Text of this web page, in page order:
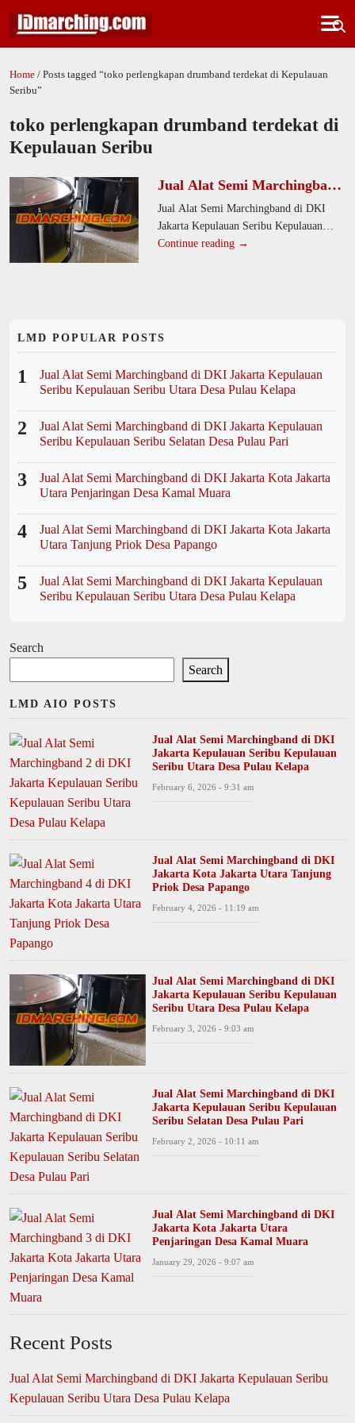
Home / Posts tagged “toko perlengkapan drumband terdekat di Kepulauan
Seribu”
toko perlengkapan drumband terdekat di
Kepulauan Seribu
Jual Alat Semi Marchingband
di DKI Jakarta Kepulauan
Seribu Kepulauan Seribu
Utara Desa Pulau Kelapa
Jual Alat Semi Marchingband di DKI
Jakarta Kepulauan Seribu Kepulauan
Seribu Utara Desa Pulau Kelapa. Kami
Continue reading →
LMD POPULAR POSTS
1
Jual Alat Semi Marchingband di DKI Jakarta Kepulauan
Seribu Kepulauan Seribu Utara Desa Pulau Kelapa
2
Jual Alat Semi Marchingband di DKI Jakarta Kepulauan
Seribu Kepulauan Seribu Selatan Desa Pulau Pari
3
Jual Alat Semi Marchingband di DKI Jakarta Kota Jakarta
Utara Penjaringan Desa Kamal Muara
4
Jual Alat Semi Marchingband di DKI Jakarta Kota Jakarta
Utara Tanjung Priok Desa Papango
5
Jual Alat Semi Marchingband di DKI Jakarta Kepulauan
Seribu Kepulauan Seribu Utara Desa Pulau Kelapa
Search
Search
LMD AIO POSTS
Jual Alat Semi Marchingband di DKI
Jakarta Kepulauan Seribu Kepulauan
Seribu Utara Desa Pulau Kelapa
February 6, 2026 - 9:31 am
Jual Alat Semi Marchingband di DKI
Jakarta Kota Jakarta Utara Tanjung
Priok Desa Papango
February 4, 2026 - 11:19 am
Jual Alat Semi Marchingband di DKI
Jakarta Kepulauan Seribu Kepulauan
Seribu Utara Desa Pulau Kelapa
February 3, 2026 - 9:03 am
Jual Alat Semi Marchingband di DKI
Jakarta Kepulauan Seribu Kepulauan
Seribu Selatan Desa Pulau Pari
February 2, 2026 - 10:11 am
Jual Alat Semi Marchingband di DKI
Jakarta Kota Jakarta Utara
Penjaringan Desa Kamal Muara
January 29, 2026 - 9:07 am
Recent Posts
Jual Alat Semi Marchingband di DKI Jakarta Kepulauan Seribu
Kepulauan Seribu Utara Desa Pulau Kelapa